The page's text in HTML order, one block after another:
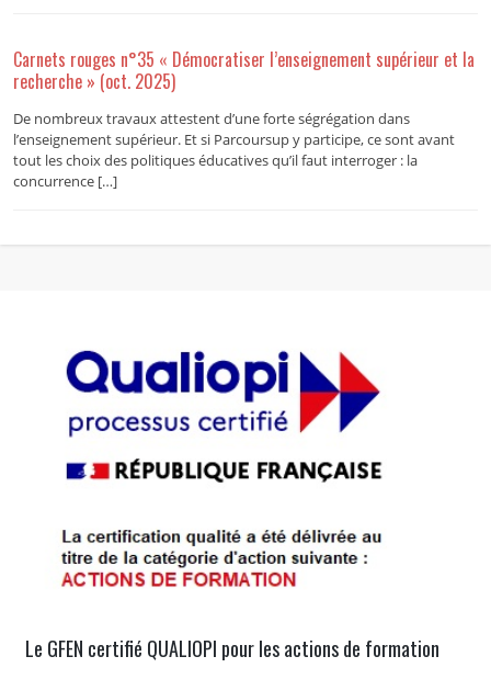
Carnets rouges n°35 « Démocratiser l’enseignement supérieur et la
recherche » (oct. 2025)
De nombreux travaux attestent d’une forte ségrégation dans
l’enseignement supérieur. Et si Parcoursup y participe, ce sont avant
tout les choix des politiques éducatives qu’il faut interroger : la
concurrence […]
Le GFEN certifié QUALIOPI pour les actions de formation